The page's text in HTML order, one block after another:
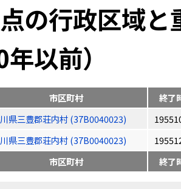
の行政区域
年以前）
市区町村
終了
県三豊郡荘内村 (37B0040023)
県三豊郡荘内村 (37B0040023)
市区町村 終了